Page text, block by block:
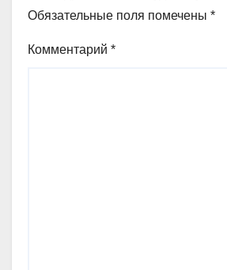
Обязательные поля помечены *
Комментарий *